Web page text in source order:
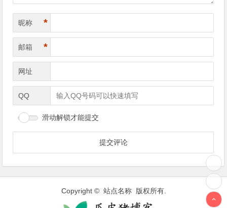
昵称 *
邮箱 *
网址
QQ
滑动解锁才能提交
Copyright © 站点名称 版权所有.